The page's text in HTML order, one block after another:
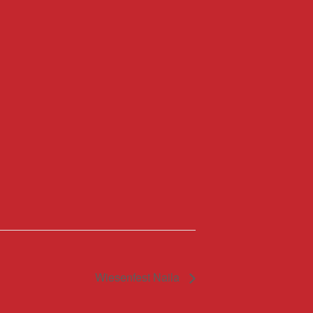
Wiesenfest Naila